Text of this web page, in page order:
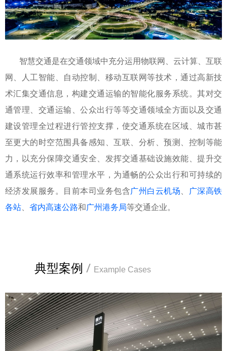
智慧交通是在交通领域中充分运用物联网、云计算、互联
网、人工智能、自动控制、移动互联网等技术，通过高新技
术汇集交通信息，构建交通运输的智能化服务系统。其对交
通管理、交通运输、公众出行等等交通领域全方面以及交通
建设管理全过程进行管控支撑，使交通系统在区域、城市甚
至更大的时空范围具备感知、互联、分析、预测、控制等能
力，以充分保障交通安全、发挥交通基础设施效能、提升交
通系统运行效率和管理水平，为通畅的公众出行和可持续的
经济发展服务。目前本司业务包含广州白云机场、 广深高铁
各站、 省内高速公路和广州港务局等交通企业。
典型案例 / Example Cases